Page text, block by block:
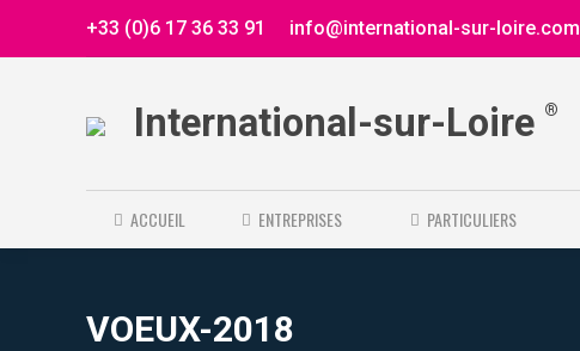
+33 (0)6 17 36 33 91 info@international-sur-loire.com
International-sur-Loire ®
ACCUEIL ENTREPRISES PARTICULIERS
VOEUX-2018